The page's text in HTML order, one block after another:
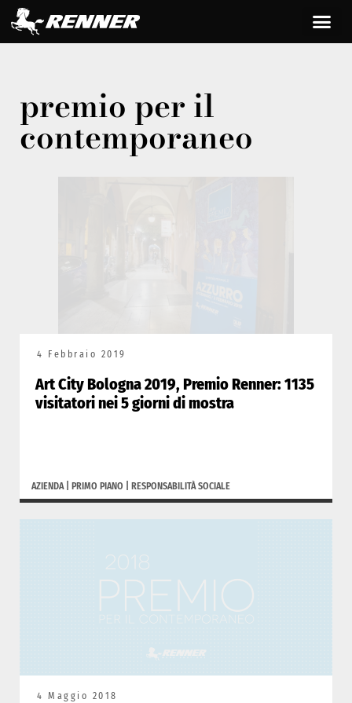
premio per il
contemporaneo
4 Febbraio 2019
Art City Bologna 2019, Premio Renner: 1135
visitatori nei 5 giorni di mostra
AZIENDA| PRIMO PIANO RESPONSABILITÀ SOCIALE
4 Maggio 2018